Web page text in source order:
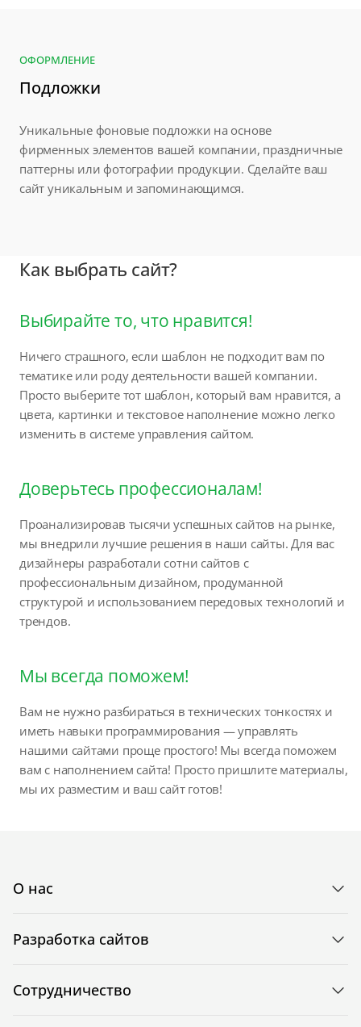
ОФОРМЛЕНИЕ
Подложки
Уникальные фоновые подложки на основе
фирменных элементов вашей компании, праздничные
паттерны или фотографии продукции. Сделайте ваш
сайт уникальным и запоминающимся.
Как выбрать сайт?
Выбирайте то, что нравится!
Ничего страшного, если шаблон не подходит вам по
тематике или роду деятельности вашей компании.
Просто выберите тот шаблон, который вам нравится, а
цвета, картинки и текстовое наполнение можно легко
изменить в системе управления сайтом.
Доверьтесь профессионалам!
Проанализировав тысячи успешных сайтов на рынке,
мы внедрили лучшие решения в наши сайты. Для вас
дизайнеры разработали сотни сайтов с
профессиональным дизайном, продуманной
структурой и использованием передовых технологий и
трендов.
Мы всегда поможем!
Вам не нужно разбираться в технических тонкостях и
иметь навыки программирования — управлять
нашими сайтами проще простого! Мы всегда поможем
вам с наполнением сайта! Просто пришлите материалы,
мы их разместим и ваш сайт готов!
О нас
Разработка сайтов
Сотрудничество